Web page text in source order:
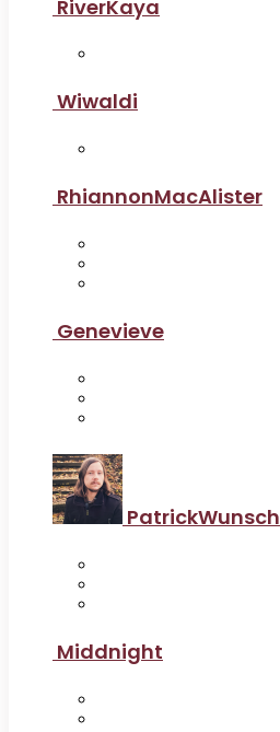
RiverKaya
Wiwaldi
RhiannonMacAlister
Genevieve
PatrickWunsch
Middnight